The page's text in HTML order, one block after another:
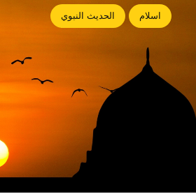
اسلام الحديث النبوي